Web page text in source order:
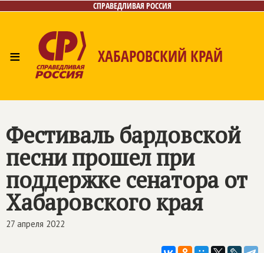
СПРАВЕДЛИВАЯ РОССИЯ
≡ ХАБАРОВСКИЙ КРАЙ
Контакты
Фестиваль бардовской
песни прошел при
поддержке сенатора от
Хабаровского края
27 апреля 2022